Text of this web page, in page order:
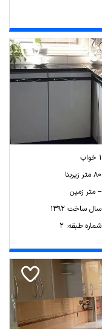
1 خواب
80 متر زیربنا
-- متر زمین
سال ساخت 1392
شماره طبقه: 2